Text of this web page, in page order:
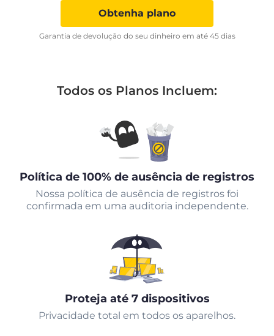
Obtenha plano
Garantia de devolução do seu dinheiro em até 45 dias
Todos os Planos Incluem:
Política de 100% de ausência de registros
Nossa política de ausência de registros foi
confirmada em uma auditoria independente.
Proteja até 7 dispositivos
Privacidade total em todos os aparelhos.